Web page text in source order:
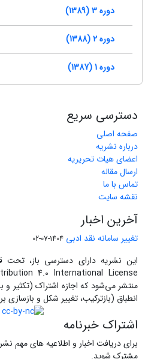
دوره 3 (1389)
دوره 2 (1388)
دوره 1 (1387)
دسترسی سریع
صفحه اصلی
درباره نشریه
اعضای هیات تحریریه
ارسال مقاله
تماس با ما
نقشه سایت
آخرین اخبار
تغییر سامانه نقد ادبی 1404-07-02
این نشریه دارای دسترسی باز، تحت
4.0 International License
منتشر می‌شود که اجازه اشتراک (تکثیر و
انطباق (بازترکیب، تغییر شکل و
اشتراک خبرنامه
برای دریافت اخبار و اطلاعیه های مهم
مشترک شوید.